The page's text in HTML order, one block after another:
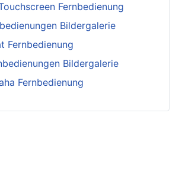
Fernbedienung
Bildergalerie
Fernbedienung
Bildergalerie
Fernbedienung